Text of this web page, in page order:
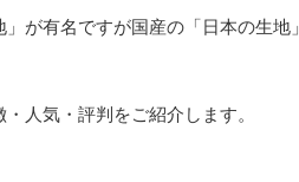
が有名ですが国産の「日本の生地」
人気・評判をご紹介します。